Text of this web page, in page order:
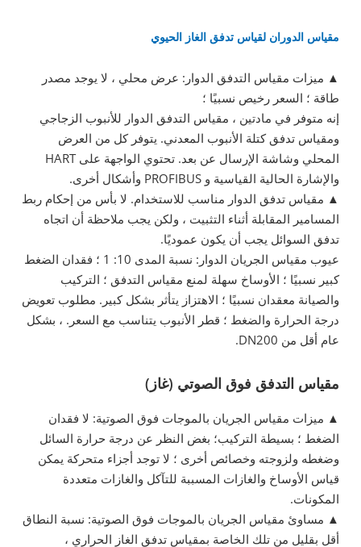
مقياس الدوران لقياس تدفق الغاز الحيوي
▲ ميزات مقياس التدفق الدوار: عرض محلي ، لا يوجد مصدر
طاقة ؛ السعر رخيص نسبيًا ؛
إنه متوفر في مادتين ، مقياس التدفق الدوار للأنبوب الزجاجي
ومقياس تدفق كتلة الأنبوب المعدني. يتوفر كل من العرض
المحلي وشاشة الإرسال عن بعد. تحتوي الواجهة على HART
والإشارة الحالية القياسية و PROFIBUS وأشكال أخرى.
▲ مقياس تدفق الدوار مناسب للاستخدام. لا بأس من إحكام ربط
المسامير المقابلة أثناء التثبيت ، ولكن يجب ملاحظة أن اتجاه
تدفق السوائل يجب أن يكون عموديًا.
عيوب مقياس الجريان الدوار: نسبة المدى 10: 1 ؛ فقدان الضغط
كبير نسبيًا ؛ الأوساخ سهلة لمنع مقياس التدفق ؛ التركيب
والصيانة معقدان نسبيًا ؛ الاهتزاز يتأثر بشكل كبير. مطلوب تعويض
درجة الحرارة والضغط ؛ قطر الأنبوب يتناسب مع السعر. ، بشكل
عام أقل من DN200.
مقياس التدفق فوق الصوتي (غاز)
▲ ميزات مقياس الجريان بالموجات فوق الصوتية: لا فقدان
الضغط ؛ بسيطة التركيب؛ بغض النظر عن درجة حرارة السائل
وضغطه ولزوجته وخصائص أخرى ؛ لا توجد أجزاء متحركة يمكن
قياس الأوساخ والغازات المسببة للتآكل والغازات متعددة
المكونات.
▲ مساوئ مقياس الجريان بالموجات فوق الصوتية: نسبة النطاق
أقل بقليل من تلك الخاصة بمقياس تدفق الغاز الحراري ،